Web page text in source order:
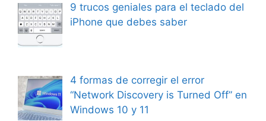
9 trucos geniales para el teclado del
iPhone que debes saber
4 formas de corregir el error
“Network Discovery is Turned Off” en
Windows 10 y 11